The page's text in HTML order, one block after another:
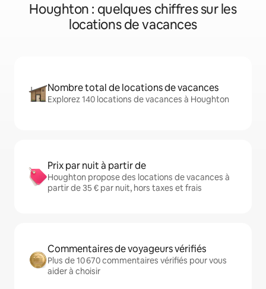
Houghton : quelques chiffres sur les
locations de vacances
Nombre total de locations de vacances
Explorez 140 locations de vacances à Houghton
Prix par nuit à partir de
Houghton propose des locations de vacances à
partir de 35 € par nuit, hors taxes et frais
Commentaires de voyageurs vérifiés
Plus de 10 670 commentaires vérifiés pour vous
aider à choisir